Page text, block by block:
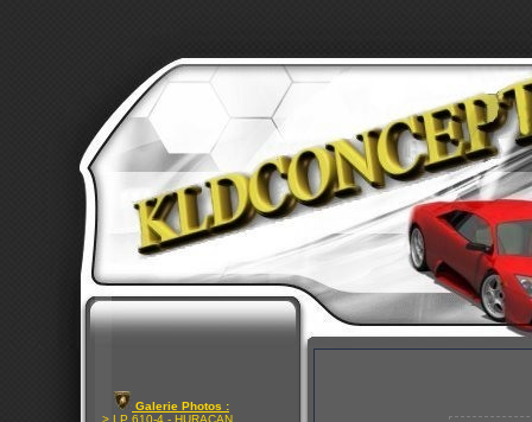
Galerie Photos :
> LP 610-4 - HURACAN